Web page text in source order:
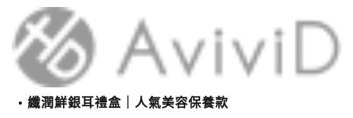
纖潤鮮銀耳禮盒｜人氣美容保養款